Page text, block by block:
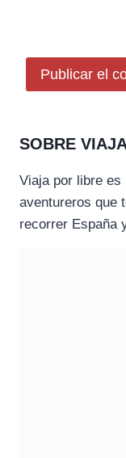
SOBRE
Viaja por libre es
aventureros que
recorrer España